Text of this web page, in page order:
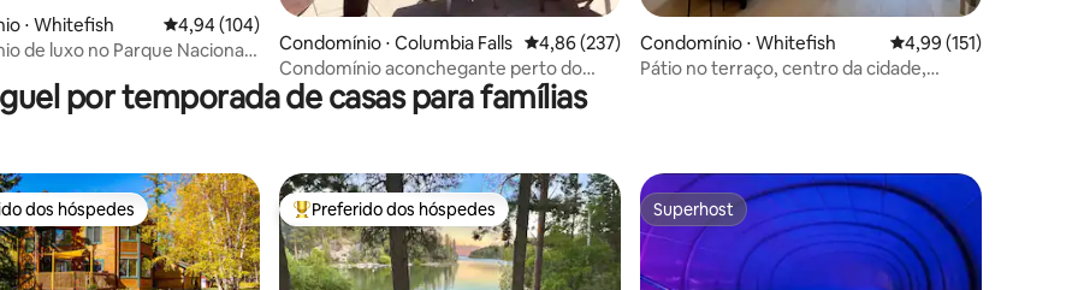
de 5, 727 avaliações
⋅ Whitefish 4,94 de uma avaliação média de 5, 104 avaliações
4,94 (104)
de luxo no Parque Nacional
Condomínio ⋅ Columbia Falls 4,86 de uma avaliação média de 5, 237 avaliações
4,86 (237)
Condomínio aconchegante perto do
Parque Nacional Glacier!
Condomínio ⋅ Whitefish 4,99 de uma avaliação
4,99 (151)
Pátio no terraço, centro da cidade,
por temporada de casas para famílias
preferidos dos hóspedes
dos hóspedes Entre os melhores preferidos dos hóspedes
Preferido dos hóspedes Superhost
Superhost